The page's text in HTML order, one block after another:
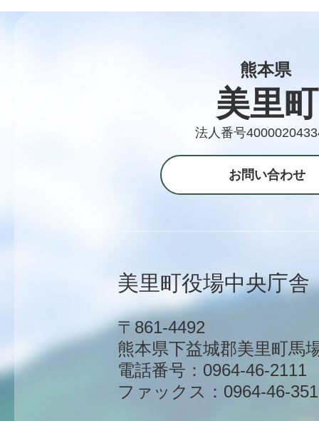
熊本県
美里町
法人番号
お問い合わせ
美里町役場中央庁舎
〒861-4492
熊本県下益城郡美里町馬
電話番号：0964-46-2111
ファックス：0964-46-